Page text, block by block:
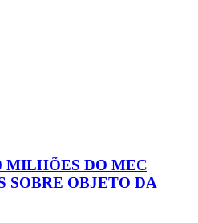
MILHÕES DO MEC
SOBRE OBJETO DA